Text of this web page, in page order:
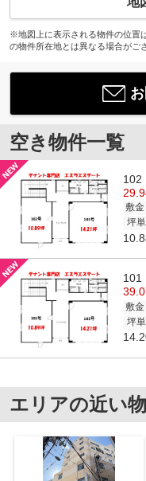
※地図上に表示される物件の位置
の物件所在地とは異なる場合がご
空き物件一覧
102
敷金
坪
101
敷金
坪
エリアの近い